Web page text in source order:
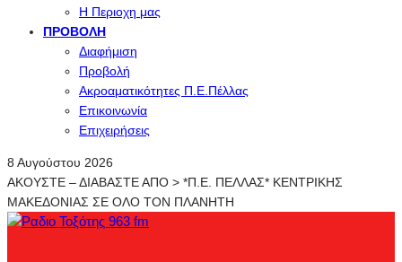
Η Περιοχη μας
ΠΡΟΒΟΛΉ
Διαφήμιση
Προβολή
Ακροαματικότητες Π.Ε.Πέλλας
Επικοινωνία
Επιχειρήσεις
8 Αυγούστου 2026
ΑΚΟΥΣΤΕ – ΔΙΑΒΑΣΤΕ ΑΠΟ > *Π.Ε. ΠΕΛΛΑΣ* ΚΕΝΤΡΙΚΗΣ
ΜΑΚΕΔΟΝΙΑΣ ΣΕ ΟΛΟ ΤΟΝ ΠΛΑΝΗΤΗ